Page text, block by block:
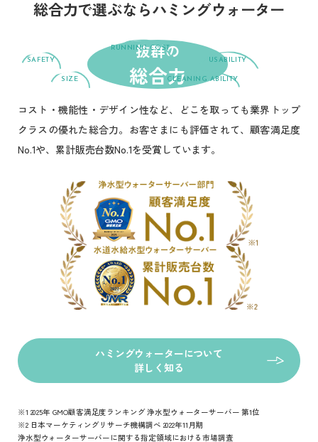
総合力で選ぶならハミングウォーター
抜群の
総合力
RUNNING COST
ランニング
コスト
SAFETY
安全性
USABILITY
使いやすさ
SIZE CLEANING ABILITY
コスト・機能性・デザイン性など、どこを取っても業界トップ
クラスの優れた総合力。お客さまにも評価されて、顧客満足度
No.1や、累計販売台数No.1を受賞しています。
ハミングウォーターについて
詳しく知る
※1 2025年 GMO顧客満足度ランキング 浄水型ウォーターサーバー 第1位
※2 日本マーケティングリサーチ機構調べ 2022年11月期
浄水型ウォーターサーバーに関する指定領域における市場調査